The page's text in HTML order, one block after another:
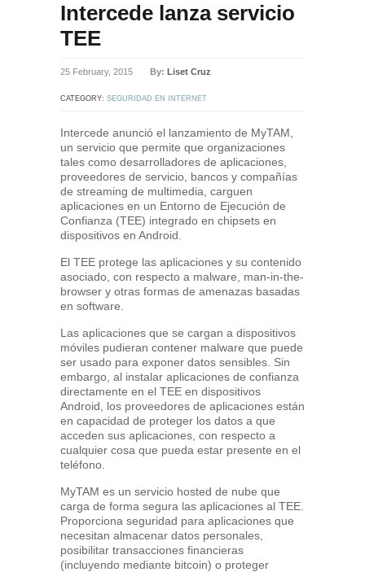
Intercede lanza servicio
TEE
25 February, 2015 By: Liset Cruz
CATEGORY: SEGURIDAD EN INTERNET
Intercede anunció el lanzamiento de MyTAM,
un servicio que permite que organizaciones
tales como desarrolladores de aplicaciones,
proveedores de servicio, bancos y compañías
de streaming de multimedia, carguen
aplicaciones en un Entorno de Ejecución de
Confianza (TEE) integrado en chipsets en
dispositivos en Android.
El TEE protege las aplicaciones y su contenido
asociado, con respecto a malware, man-in-the-
browser y otras formas de amenazas basadas
en software.
Las aplicaciones que se cargan a dispositivos
móviles pudieran contener malware que puede
ser usado para exponer datos sensibles. Sin
embargo, al instalar aplicaciones de confianza
directamente en el TEE en dispositivos
Android, los proveedores de aplicaciones están
en capacidad de proteger los datos a que
acceden sus aplicaciones, con respecto a
cualquier cosa que pueda estar presente en el
teléfono.
MyTAM es un servicio hosted de nube que
carga de forma segura las aplicaciones al TEE.
Proporciona seguridad para aplicaciones que
necesitan almacenar datos personales,
posibilitar transacciones financieras
(incluyendo mediante bitcoin) o proteger